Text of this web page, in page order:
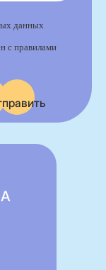
данных
с правилами